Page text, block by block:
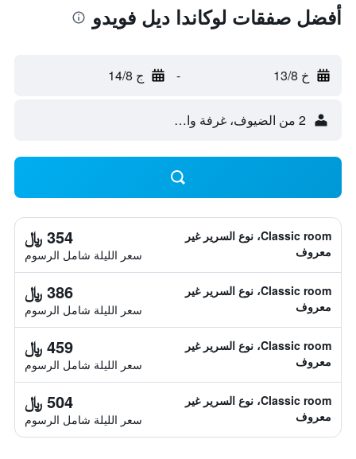
أفضل صفقات لوكاندا ديل فويدو
خ 13/8 - ج 14/8
2 من الضيوف، غرفة واحدة
Classic room، نوع السرير غير
معروف
354 ﷼
سعر الليلة شامل الرسوم
Classic room، نوع السرير غير
معروف
386 ﷼
سعر الليلة شامل الرسوم
Classic room، نوع السرير غير
معروف
459 ﷼
سعر الليلة شامل الرسوم
Classic room، نوع السرير غير
معروف
504 ﷼
سعر الليلة شامل الرسوم